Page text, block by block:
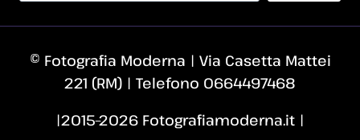
© Fotografia Moderna | Via Casetta Mattei
221 (RM) | Telefono 0664497468
|2015–2026 Fotografiamoderna.it |